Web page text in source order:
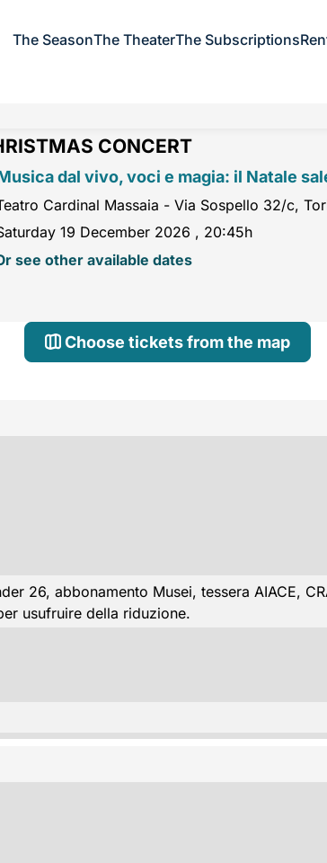
The SeasonThe TheaterThe Subscriptions
CONCERT
dal vivo, voci e magia: il Natale
Cardinal Massaia - Via Sospello 32/c,
19 December 2026 , 20:45h
see other available dates
Choose tickets from the map
26, abbonamento Musei, tessera AIACE,
usufruire della riduzione.